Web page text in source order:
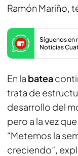
Ramón Mariño,
Síguenos en
Noticias
En la batea
trata de
desarrollo del
pero a la vez
“Metemos la
creciendo”,